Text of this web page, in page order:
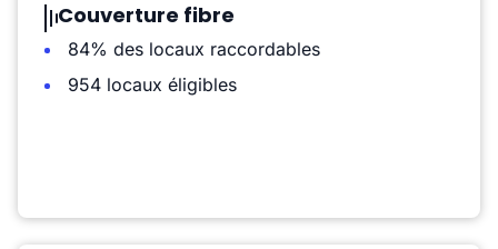
Couverture fibre
84% des locaux raccordables
954 locaux éligibles